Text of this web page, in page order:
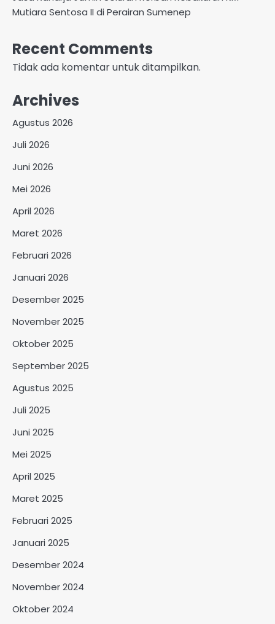
Mutiara Sentosa II di Perairan Sumenep
Recent Comments
Tidak ada komentar untuk ditampilkan.
Archives
Agustus 2026
Juli 2026
Juni 2026
Mei 2026
April 2026
Maret 2026
Februari 2026
Januari 2026
Desember 2025
November 2025
Oktober 2025
September 2025
Agustus 2025
Juli 2025
Juni 2025
Mei 2025
April 2025
Maret 2025
Februari 2025
Januari 2025
Desember 2024
November 2024
Oktober 2024